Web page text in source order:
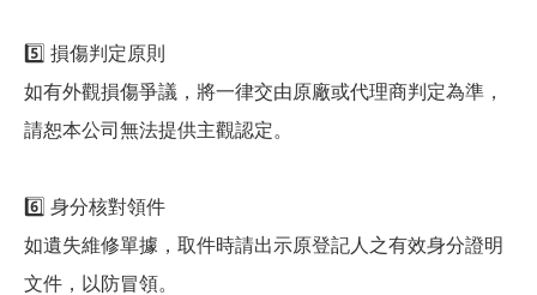
5️⃣ 損傷判定原則
如有外觀損傷爭議，將一律交由原廠或代理商判定為準，
請恕本公司無法提供主觀認定。
6️⃣ 身分核對領件
如遺失維修單據，取件時請出示原登記人之有效身分證明
文件，以防冒領。